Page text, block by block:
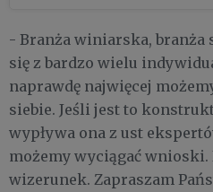
- Branża winiarska, branża
się z bardzo wielu
naprawdę najwięcej
siebie. Jeśli jest to
wypływa ona z ust
możemy wyciągać
wizerunek. Zapraszam